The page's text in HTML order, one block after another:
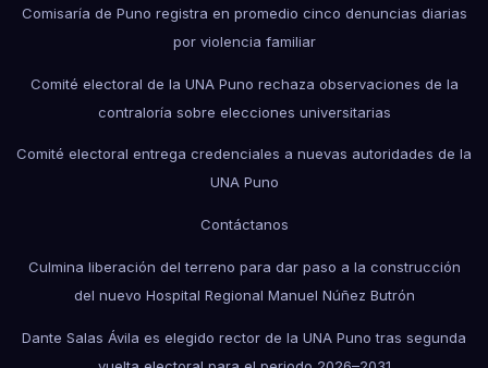
Comisaría de Puno registra en promedio cinco denuncias diarias
por violencia familiar
Comité electoral de la UNA Puno rechaza observaciones de la
contraloría sobre elecciones universitarias
Comité electoral entrega credenciales a nuevas autoridades de la
UNA Puno
Contáctanos
Culmina liberación del terreno para dar paso a la construcción
del nuevo Hospital Regional Manuel Núñez Butrón
Dante Salas Ávila es elegido rector de la UNA Puno tras segunda